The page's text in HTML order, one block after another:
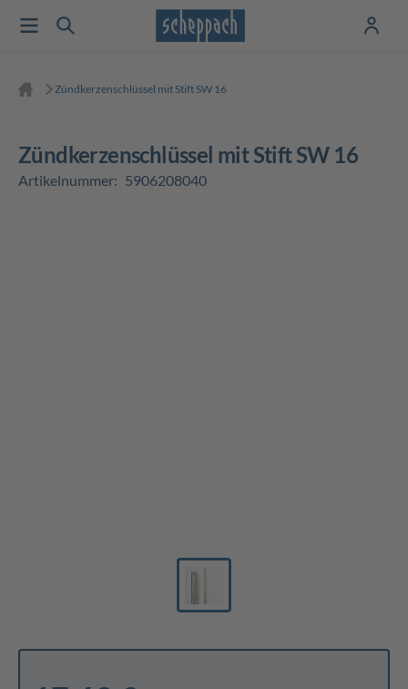
Zündkerzenschlüssel mit Stift SW 16
Zündkerzenschlüssel mit Stift SW 16
Artikelnummer: 5906208040